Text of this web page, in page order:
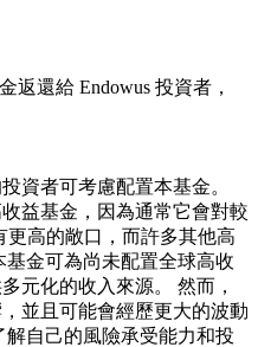
返還給 Endowus 投資者，
資者可考慮配置本基金。
益基金，因為通常它會對較
更高的敞口，而許多其他高
金可為尚未配置全球高收
元化的收入來源。 然而，
並且可能會經歷更大的波動
自己的風險承受能力和投